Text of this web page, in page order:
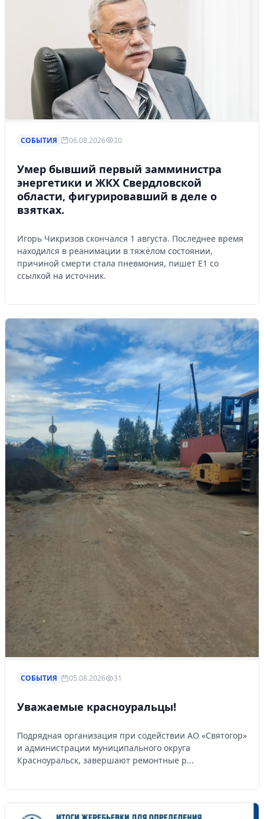
СОБЫТИЯ 06.08.2026 20
Умер бывший первый замминистра
энергетики и ЖКХ Свердловской
области, фигурировавший в деле о
взятках.
Игорь Чикризов скончался 1 августа. Последнее время
находился в реанимации в тяжёлом состоянии,
причиной смерти стала пневмония, пишет Е1 со
ссылкой на источник.
СОБЫТИЯ 05.08.2026 31
Уважаемые красноуральцы!
Подрядная организация при содействии АО «Святогор»
и администрации муниципального округа
Красноуральск, завершают ремонтные р...